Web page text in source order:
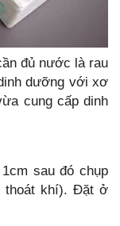
đủ nước là rau
dưỡng với xơ
cung cấp dinh
sau đó chụp
thoát khí). Đặt ở